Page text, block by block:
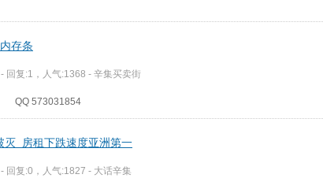
存条
回复:1，人气:1368 - 辛集买卖街
QQ 573031854
灭 房租下跌速度亚洲第一
回复:0，人气:1827 - 大话辛集